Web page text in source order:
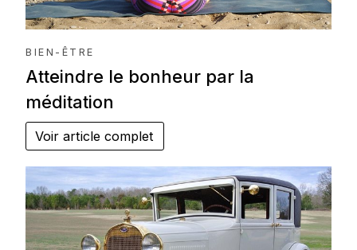
BIEN-ÊTRE
Atteindre le bonheur par la
méditation
Voir article complet